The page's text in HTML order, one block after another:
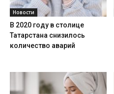
Новости
В 2020 году в столице
Татарстана снизилось
количество аварий